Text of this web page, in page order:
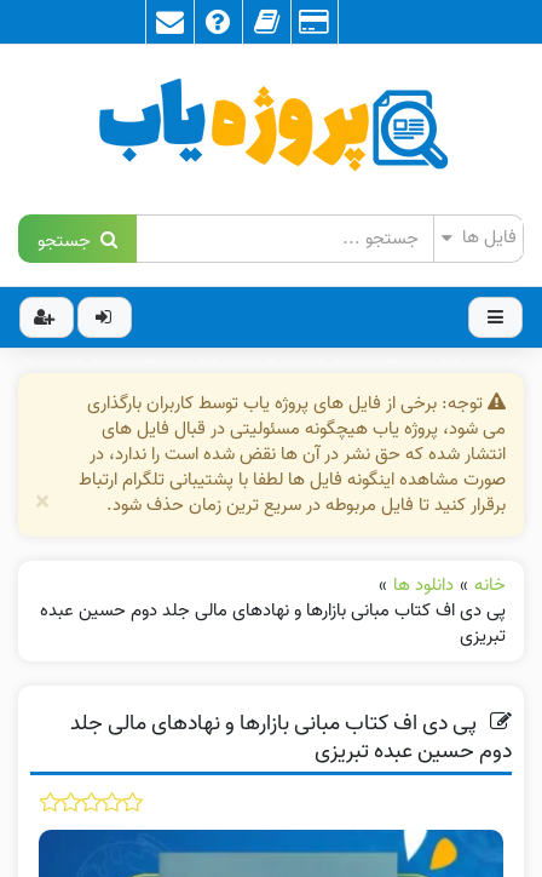
جستجو
توجه: برخی از فایل های پروژه یاب توسط کاربران بارگذاری
می شود، پروژه یاب هیچگونه مسئولیتی در قبال فایل های
انتشار شده که حق نشر در آن ها نقض شده است را ندارد، در
صورت مشاهده اینگونه فایل ها لطفا با پشتیبانی تلگرام ارتباط
برقرار کنید تا فایل مربوطه در سریع ترین زمان حذف شود.
×
خانه » دانلود ها »
پی دی اف کتاب مبانی بازارها و نهادهای مالی جلد دوم حسین عبده
تبریزی
پی دی اف کتاب مبانی بازارها و نهادهای مالی جلد
دوم حسین عبده تبریزی